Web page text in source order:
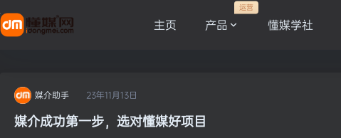
主页 产品
运营
懂媒学社
媒介助手 23年11月13日
媒介成功第一步，选对懂媒好项目